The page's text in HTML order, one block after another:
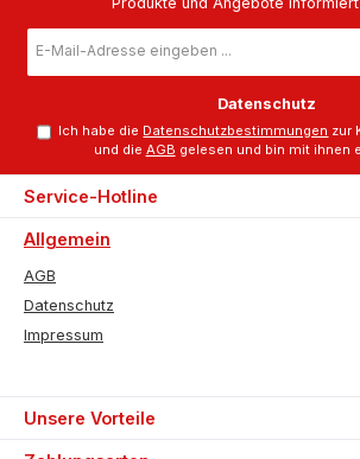
Mail-
Datenschutz
Ich habe die Datenschutzbestimmungen zur
und die AGB gelesen und bin mit ihnen
Service-Hotline
Allgemein
AGB
Datenschutz
Impressum
Unsere Vorteile